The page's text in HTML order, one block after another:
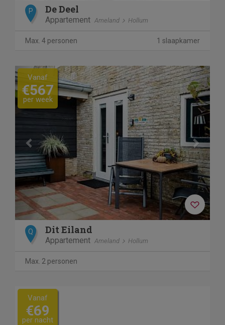
P De Deel
Appartement Ameland Hollum
Max. 4 personen 1 slaapkamer
Previous Next
Vanaf
€567
per week
Q Dit Eiland
Appartement Ameland Hollum
Max. 2 personen
Vanaf
€69
per nacht